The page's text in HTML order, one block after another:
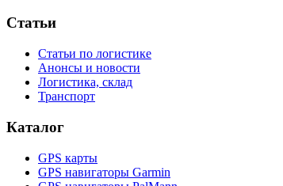
Статьи
Статьи по логистике
Анонсы и новости
Логистика, склад
Транспорт
Каталог
GPS карты
GPS навигаторы Garmin